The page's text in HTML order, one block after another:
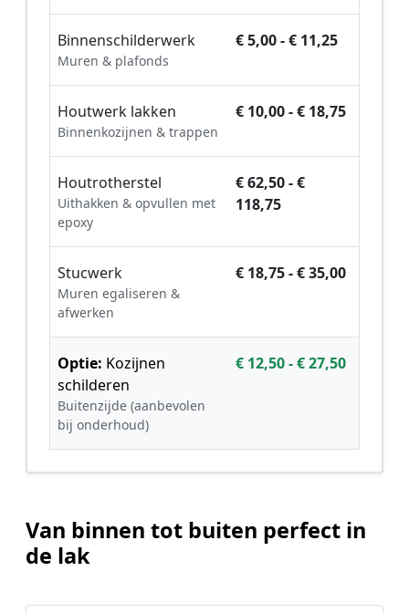
Binnenschilderwerk
Muren & plafonds
€ 5,00 - € 11,25
Houtwerk lakken
Binnenkozijnen & trappen
€ 10,00 - € 18,75
Houtrotherstel
Uithakken & opvullen met
epoxy
€ 62,50 - €
118,75
Stucwerk
Muren egaliseren &
afwerken
€ 18,75 - € 35,00
Optie: Kozijnen
schilderen
Buitenzijde (aanbevolen
bij onderhoud)
€ 12,50 - € 27,50
Van binnen tot buiten perfect in
de lak